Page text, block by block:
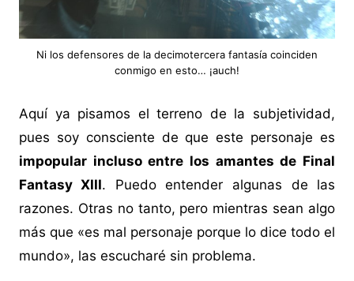
Ni los defensores de la decimotercera fantasía coinciden
conmigo en esto… ¡auch!
Aquí ya pisamos el terreno de la subjetividad,
pues soy consciente de que este personaje es
impopular incluso entre los amantes de Final
Fantasy XIII. Puedo entender algunas de las
razones. Otras no tanto, pero mientras sean algo
más que «es mal personaje porque lo dice todo el
mundo», las escucharé sin problema.